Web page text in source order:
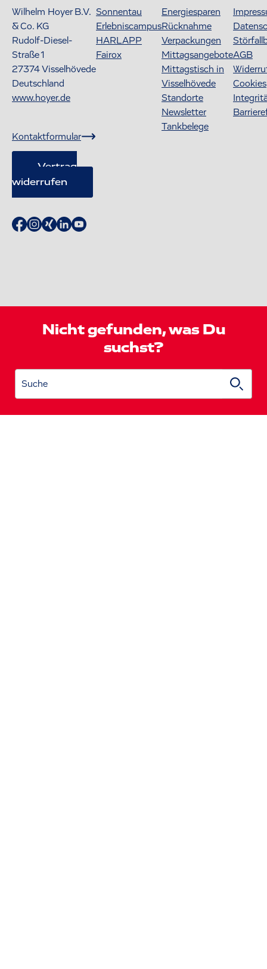
Wilhelm Hoyer B.V.
& Co. KG
Rudolf-Diesel-
Straße 1
27374Visselhövede
Deutschland
www.hoyer.de
Kontaktformular
Vertrag
widerrufen
Sonnentau
Erlebniscampus
HARLAPP
Fairox
Energiesparen
Rücknahme
Verpackungen
Mittagsangebote
Mittagstisch in
Visselhövede
Standorte
Newsletter
Tankbelege
AGB
Cookies
Nicht gefunden, was Du
suchst?
Suche